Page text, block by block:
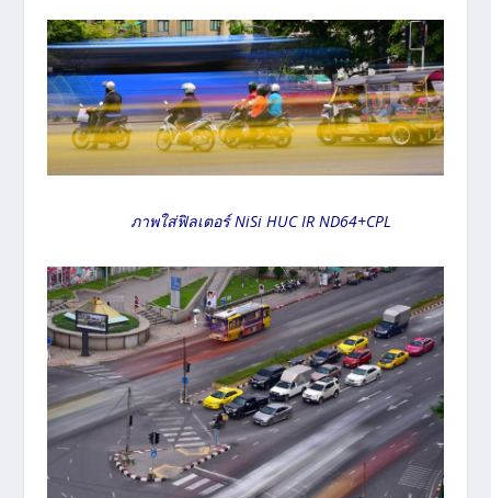
ภาพใส่ฟิลเตอร์ NiSi HUC IR ND64+CPL